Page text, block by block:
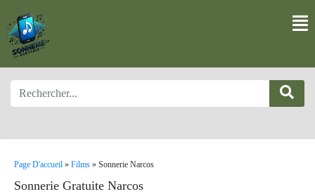
Page D'accueil » Films » Sonnerie Narcos
Sonnerie Gratuite Narcos